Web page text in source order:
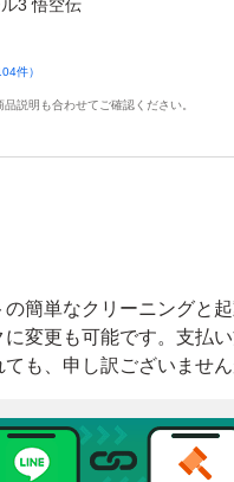
3 悟空伝
件）
説明も合わせてご確認ください。